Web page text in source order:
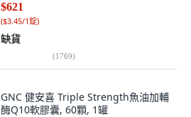
$621
($3.45/1錠)
缺貨
(1769)
GNC 健安喜 Triple Strength魚油加輔
酶Q10軟膠囊, 60顆, 1罐